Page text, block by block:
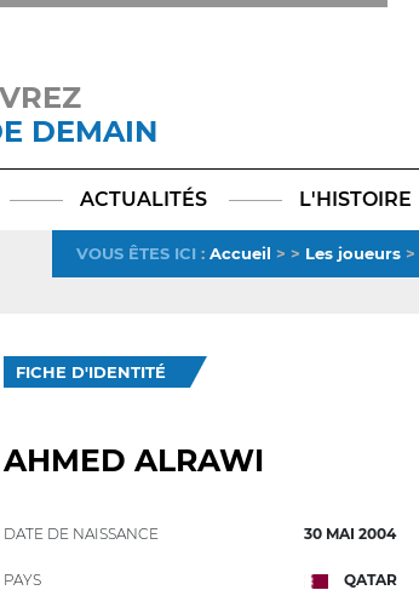
DEMAIN
TikTokLinkedIn
X
ACTUALITÉS L'HISTOIRE
VOUS ÊTES ICI : Accueil > > Les joueurs>
FICHE D'IDENTITÉ
AHMED ALRAWI
DATE DE NAISSANCE 30 MAI 2004
PAYS QATAR